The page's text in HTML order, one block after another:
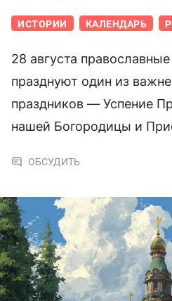
ИСТОРИИ КАЛЕНДАРЬ
28 августа
празднуют один из
праздников — Успение
нашей Богородицы и
ОБСУДИТЬ